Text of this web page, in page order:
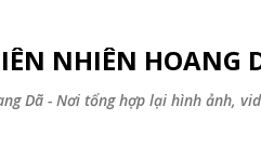
NHIÊN HOANG
Dã - Nơi tổng hợp lại hình ảnh,